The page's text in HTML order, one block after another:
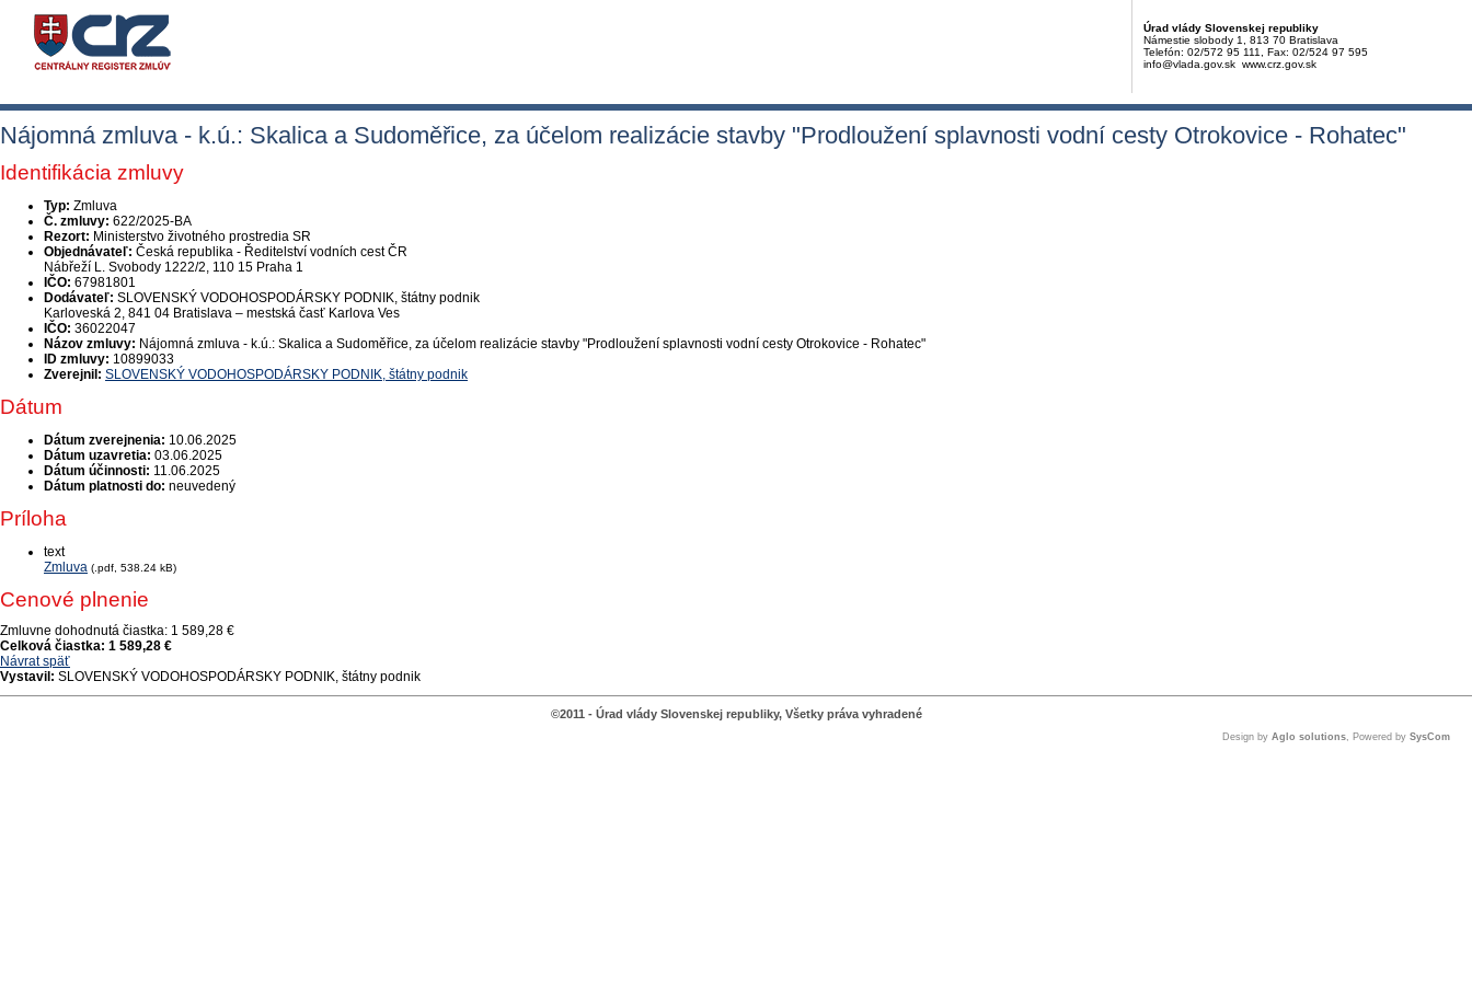
Úrad vlády Slovenskej republiky
Námestie slobody 1, 813 70 Bratislava
Telefón: 02/572 95 111, Fax: 02/524 97 595
info@vlada.gov.sk www.crz.gov.sk
Nájomná zmluva - k.ú.: Skalica a Sudoměřice, za účelom realizácie stavby "Prodloužení splavnosti vodní cesty Otrokovice - Rohatec"
Identifikácia zmluvy
Typ: Zmluva
Č. zmluvy: 622/2025-BA
Rezort: Ministerstvo životného prostredia SR
Objednávateľ: Česká republika - Ředitelství vodních cest ČR
Nábřeží L. Svobody 1222/2, 110 15 Praha 1
IČO: 67981801
Dodávateľ: SLOVENSKÝ VODOHOSPODÁRSKY PODNIK, štátny podnik
Karloveská 2, 841 04 Bratislava – mestská časť Karlova Ves
IČO: 36022047
Názov zmluvy: Nájomná zmluva - k.ú.: Skalica a Sudoměřice, za účelom realizácie stavby "Prodloužení splavnosti vodní cesty Otrokovice - Rohatec"
ID zmluvy: 10899033
Zverejnil: SLOVENSKÝ VODOHOSPODÁRSKY PODNIK, štátny podnik
Dátum
Dátum zverejnenia: 10.06.2025
Dátum uzavretia: 03.06.2025
Dátum účinnosti: 11.06.2025
Dátum platnosti do: neuvedený
Príloha
text
Zmluva (.pdf, 538.24 kB)
Cenové plnenie
Zmluvne dohodnutá čiastka: 1 589,28 €
Celková čiastka: 1 589,28 €
Návrat späť
Vystavil: SLOVENSKÝ VODOHOSPODÁRSKY PODNIK, štátny podnik
©2011 - Úrad vlády Slovenskej republiky, Všetky práva vyhradené
Design by Aglo solutions, Powered by SysCom